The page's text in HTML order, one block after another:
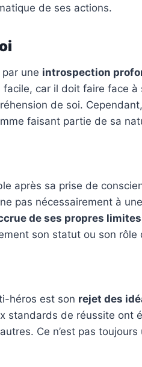
de ses actions.
une introspection
car il doit faire face
de soi.
faisant partie de sa
après sa prise de
pas nécessairement à
de ses propres limites
son statut ou son rôle
héros est son rejet des
standards de réussite
Ce n’est pas